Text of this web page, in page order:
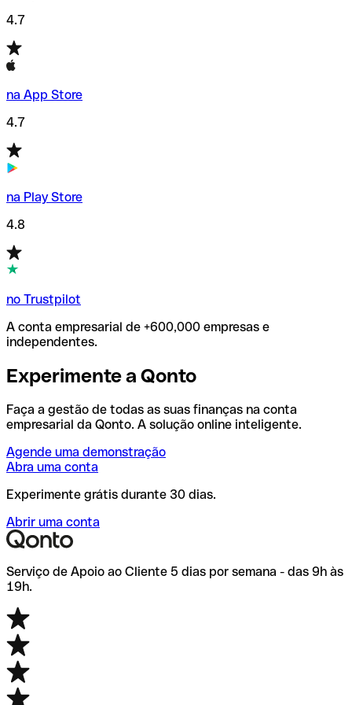
4.7
na App Store
4.7
na Play Store
4.8
no Trustpilot
A conta empresarial de +600,000 empresas e
independentes.
Experimente a Qonto
Faça a gestão de todas as suas finanças na conta
empresarial da Qonto. A solução online inteligente.
Agende uma demonstração
Abra uma conta
Experimente grátis durante 30 dias.
Abrir uma conta
Serviço de Apoio ao Cliente 5 dias por semana - das 9h às
19h.